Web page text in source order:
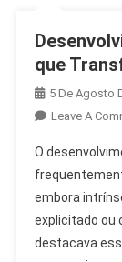
que
5 De Agosto
Leave A
O
embora
explicitado ou
destacava